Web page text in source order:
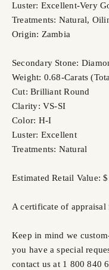
Luster: Excellent-Very
Treatments: Natural,
Origin: Zambia
Secondary Stone:
Weight: 0.68-Carats
Cut: Brilliant Round
Clarity: VS-SI
Color: H-I
Luster: Excellent
Treatments: Natural
Estimated Retail Value:
A certificate of appraisal
Keep in mind we
you have a special
contact us at 1 800 840